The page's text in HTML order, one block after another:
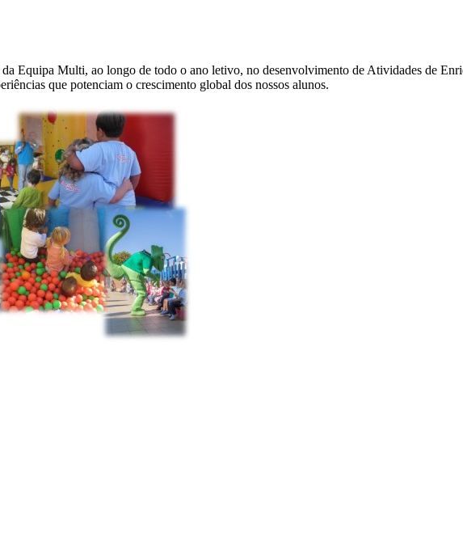
Equipa Multi, ao longo de todo o ano letivo, no desenvolvimento de Atividades de
que potenciam o crescimento global dos nossos alunos.